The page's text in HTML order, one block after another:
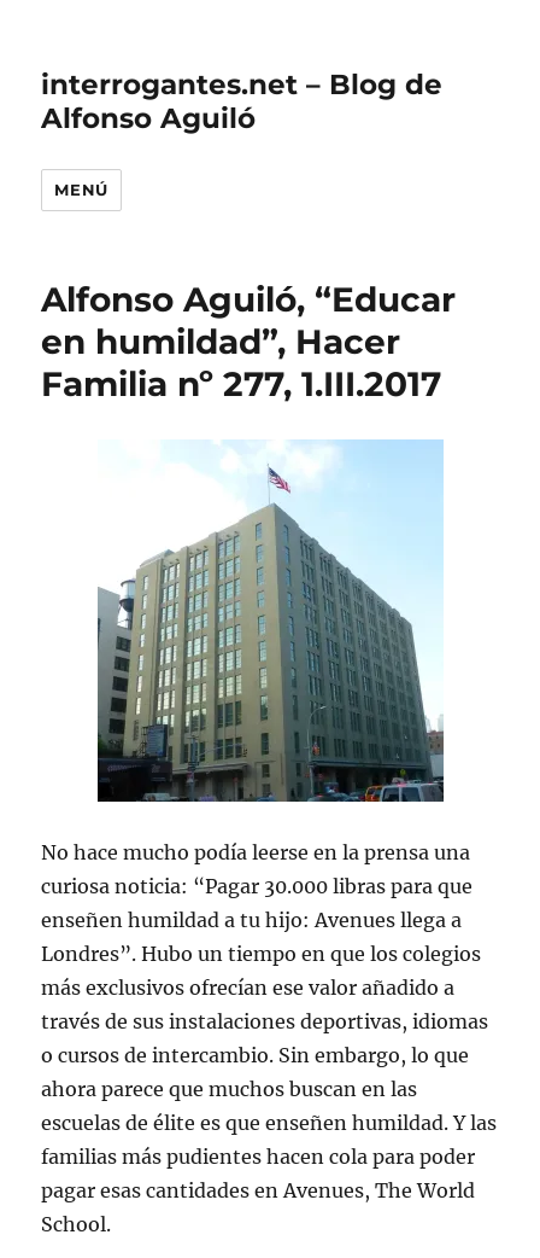
interrogantes.net – Blog de
Alfonso Aguiló
MENÚ
Alfonso Aguiló, “Educar
en humildad”, Hacer
Familia nº 277, 1.III.2017
No hace mucho podía leerse en la prensa una
curiosa noticia: “Pagar 30.000 libras para que
enseñen humildad a tu hijo: Avenues llega a
Londres”. Hubo un tiempo en que los colegios
más exclusivos ofrecían ese valor añadido a
través de sus instalaciones deportivas, idiomas
o cursos de intercambio. Sin embargo, lo que
ahora parece que muchos buscan en las
escuelas de élite es que enseñen humildad. Y las
familias más pudientes hacen cola para poder
pagar esas cantidades en Avenues, The World
School.